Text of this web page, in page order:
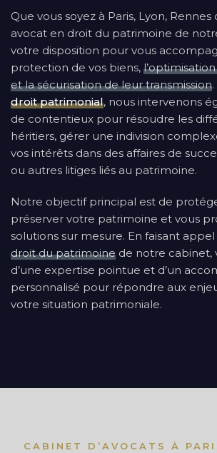
Que vous soyez à Paris, Lyon, Rennes
avocat en droit du patrimoine de
votre disposition pour vous
protection de vos biens,
et la sécurisation de leur transmission
droit patrimonial, nous intervenons
de contentieux pour résoudre les
héritiers, gérer une indivision
vos intérêts dans des affaires de
ou autres litiges liés au patrimoine.
Notre objectif principal est de
préserver votre patrimoine et vous
solutions sur mesure. En faisant appel
droit du patrimoine de notre cabinet,
d’une expertise pointue et d’un
personnalisé pour répondre aux
votre situation patrimoniale.
CABINET D’AVOCATS À